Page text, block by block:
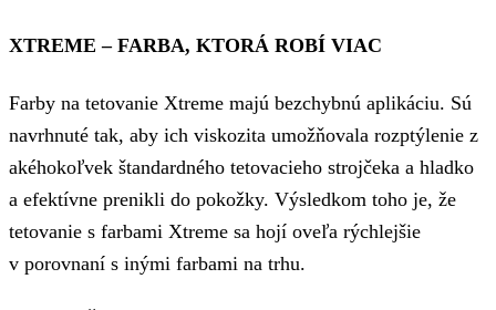
XTREME – FARBA, KTORÁ ROBÍ VIAC
Farby na tetovanie Xtreme majú bezchybnú aplikáciu. Sú
navrhnuté tak, aby ich viskozita umožňovala rozptýlenie z
akéhokoľvek štandardného tetovacieho strojčeka a hladko
a efektívne prenikli do pokožky. Výsledkom toho je, že
tetovanie s farbami Xtreme sa hojí oveľa rýchlejšie
v porovnaní s inými farbami na trhu.